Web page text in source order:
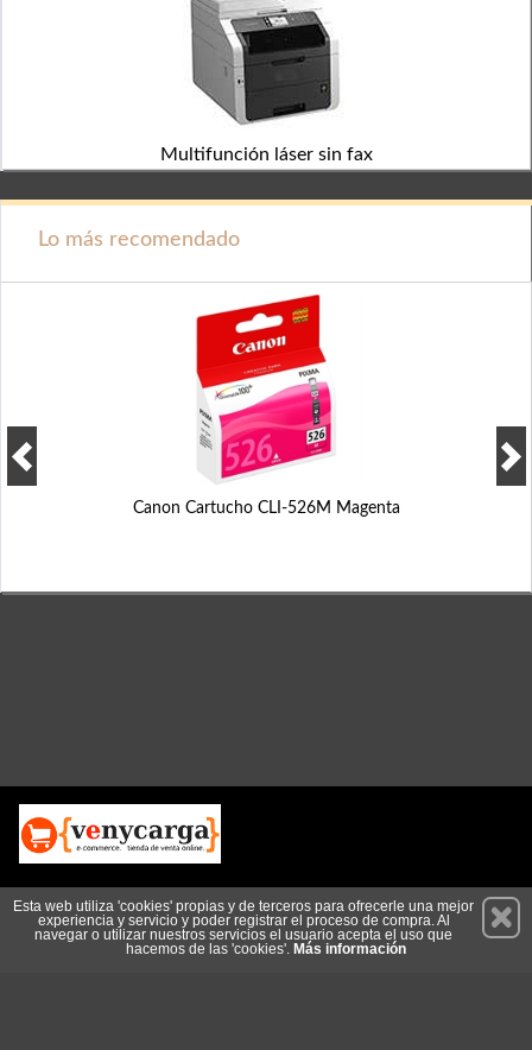
Multifunción láser sin fax
Lo más recomendado
Canon Cartucho CLI-526M Magenta
Suscríbete
Esta web utiliza 'cookies' propias y de terceros para ofrecerle una mejor
experiencia y servicio y poder registrar el proceso de compra. Al
navegar o utilizar nuestros servicios el usuario acepta el uso que
hacemos de las 'cookies'. Más información